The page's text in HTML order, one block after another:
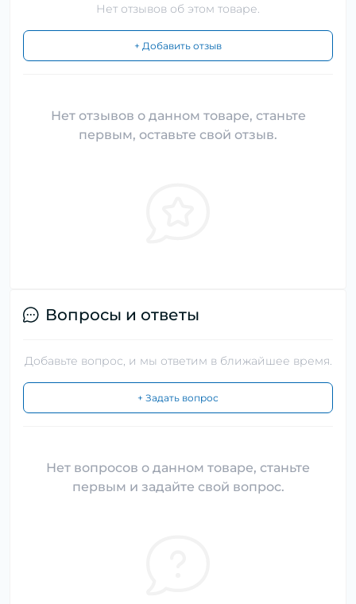
Нет отзывов об этом товаре.
+ Добавить отзыв
Нет отзывов о данном товаре, станьте
первым, оставьте свой отзыв.
Вопросы и ответы
Добавьте вопрос, и мы ответим в ближайшее время.
+ Задать вопрос
Нет вопросов о данном товаре, станьте
первым и задайте свой вопрос.